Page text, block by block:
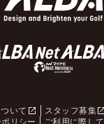
いて スタッフ募集
リシー
ご利用に際して